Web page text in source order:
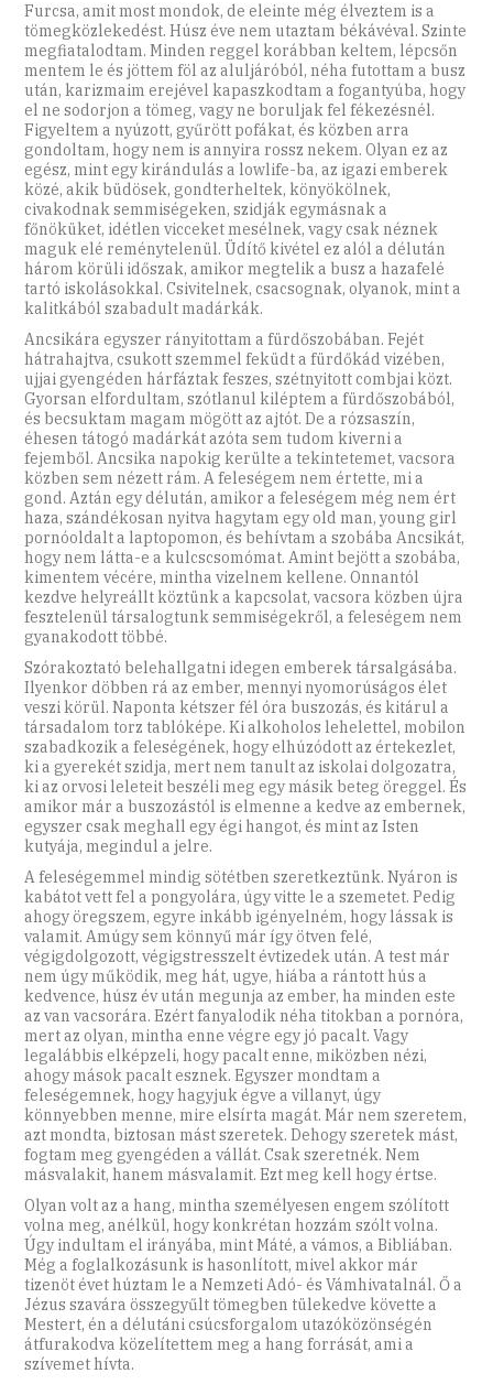
Furcsa, amit most mondok, de eleinte még élveztem is a
tömegközlekedést. Húsz éve nem utaztam békávéval. Szinte
megfiatalodtam. Minden reggel korábban keltem, lépcsőn
mentem le és jöttem föl az aluljáróból, néha futottam a busz
után, karizmaim erejével kapaszkodtam a fogantyúba, hogy
el ne sodorjon a tömeg, vagy ne boruljak fel fékezésnél.
Figyeltem a nyúzott, gyűrött pofákat, és közben arra
gondoltam, hogy nem is annyira rossz nekem. Olyan ez az
egész, mint egy kirándulás a lowlife-ba, az igazi emberek
közé, akik büdösek, gondterheltek, könyökölnek,
civakodnak semmiségeken, szidják egymásnak a
főnöküket, idétlen vicceket mesélnek, vagy csak néznek
maguk elé reménytelenül. Üdítő kivétel ez alól a délután
három körüli időszak, amikor megtelik a busz a hazafelé
tartó iskolásokkal. Csivitelnek, csacsognak, olyanok, mint a
kalitkából szabadult madárkák.
Ancsikára egyszer rányitottam a fürdőszobában. Fejét
hátrahajtva, csukott szemmel feküdt a fürdőkád vizében,
ujjai gyengéden hárfáztak feszes, szétnyitott combjai közt.
Gyorsan elfordultam, szótlanul kiléptem a fürdőszobából,
és becsuktam magam mögött az ajtót. De a rózsaszín,
éhesen tátogó madárkát azóta sem tudom kiverni a
fejemből. Ancsika napokig kerülte a tekintetemet, vacsora
közben sem nézett rám. A feleségem nem értette, mi a
gond. Aztán egy délután, amikor a feleségem még nem ért
haza, szándékosan nyitva hagytam egy old man, young girl
pornóoldalt a laptopomon, és behívtam a szobába Ancsikát,
hogy nem látta-e a kulcscsomómat. Amint bejött a szobába,
kimentem vécére, mintha vizelnem kellene. Onnantól
kezdve helyreállt köztünk a kapcsolat, vacsora közben újra
fesztelenül társalogtunk semmiségekről, a feleségem nem
gyanakodott többé.
Szórakoztató belehallgatni idegen emberek társalgásába.
Ilyenkor döbben rá az ember, mennyi nyomorúságos élet
veszi körül. Naponta kétszer fél óra buszozás, és kitárul a
társadalom torz tablóképe. Ki alkoholos lehelettel, mobilon
szabadkozik a feleségének, hogy elhúzódott az értekezlet,
ki a gyerekét szidja, mert nem tanult az iskolai dolgozatra,
ki az orvosi leleteit beszéli meg egy másik beteg öreggel. És
amikor már a buszozástól is elmenne a kedve az embernek,
egyszer csak meghall egy égi hangot, és mint az Isten
kutyája, megindul a jelre.
A feleségemmel mindig sötétben szeretkeztünk. Nyáron is
kabátot vett fel a pongyolára, úgy vitte le a szemetet. Pedig
ahogy öregszem, egyre inkább igényelném, hogy lássak is
valamit. Amúgy sem könnyű már így ötven felé,
végigdolgozott, végigstresszelt évtizedek után. A test már
nem úgy működik, meg hát, ugye, hiába a rántott hús a
kedvence, húsz év után megunja az ember, ha minden este
az van vacsorára. Ezért fanyalodik néha titokban a pornóra,
mert az olyan, mintha enne végre egy jó pacalt. Vagy
legalábbis elképzeli, hogy pacalt enne, miközben nézi,
ahogy mások pacalt esznek. Egyszer mondtam a
feleségemnek, hogy hagyjuk égve a villanyt, úgy
könnyebben menne, mire elsírta magát. Már nem szeretem,
azt mondta, biztosan mást szeretek. Dehogy szeretek mást,
fogtam meg gyengéden a vállát. Csak szeretnék. Nem
másvalakit, hanem másvalamit. Ezt meg kell hogy értse.
Olyan volt az a hang, mintha személyesen engem szólított
volna meg, anélkül, hogy konkrétan hozzám szólt volna.
Úgy indultam el irányába, mint Máté, a vámos, a Bibliában.
Még a foglalkozásunk is hasonlított, mivel akkor már
tizenöt évet húztam le a Nemzeti Adó- és Vámhivatalnál. Ő a
Jézus szavára összegyűlt tömegben tülekedve követte a
Mestert, én a délutáni csúcsforgalom utazóközönségén
átfurakodva közelítettem meg a hang forrását, ami a
szívemet hívta.